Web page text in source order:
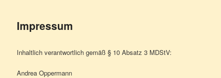
Impressum
Inhaltlich verantwortlich gemäß § 10 Absatz 3 MDStV:
Andrea Oppermann